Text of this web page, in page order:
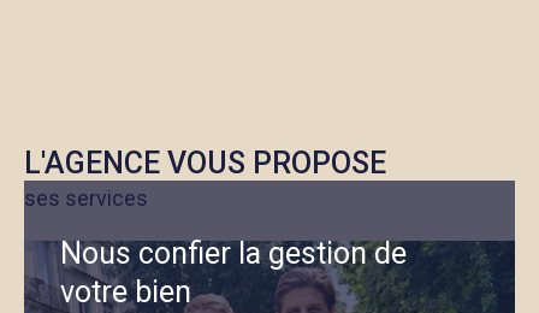
Vous voulezestimer votre bien à Montpellier
dans les environs ? On ne se contente pas d’une
simple moyenne. Chez Fratel Immo, on s’appuie sur
uneétude comparative de marchédétaillée, des
L'AGENCE VOUS PROPOSE
ses services
Nous confier la gestion de
votre bien